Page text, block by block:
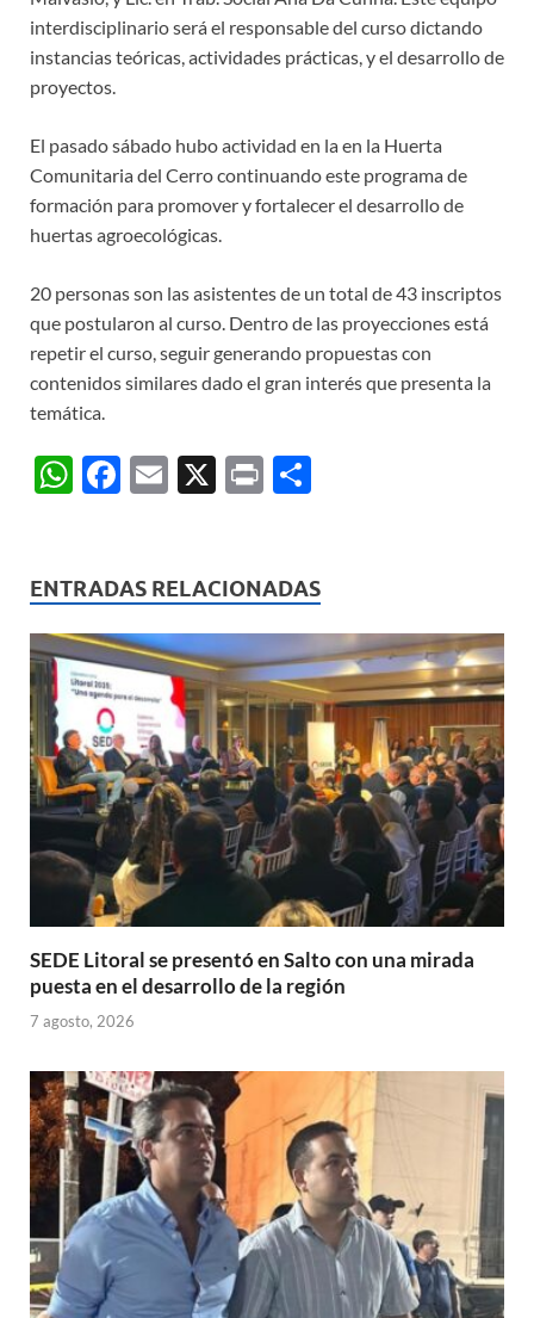
interdisciplinario será el responsable del curso dictando
instancias teóricas, actividades prácticas, y el desarrollo de
proyectos.
El pasado sábado hubo actividad en la en la Huerta
Comunitaria del Cerro continuando este programa de
formación para promover y fortalecer el desarrollo de
huertas agroecológicas.
20 personas son las asistentes de un total de 43 inscriptos
que postularon al curso. Dentro de las proyecciones está
repetir el curso, seguir generando propuestas con
contenidos similares dado el gran interés que presenta la
temática.
W
s
A
p
p
F
b
o
o
k
E
X
P
p
ar
ti
r
ENTRADAS RELACIONADAS
SEDE Litoral se presentó en Salto con una mirada
puesta en el desarrollo de la región
7 agosto, 2026